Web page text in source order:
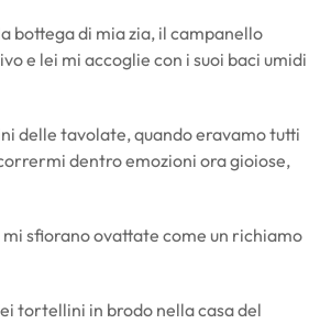
bottega di mia zia, il campanello
e lei mi accoglie con i suoi baci umidi
delle tavolate, quando eravamo tutti
dentro emozioni ora gioiose,
mi sfiorano ovattate come un richiamo
tortellini in brodo nella casa del